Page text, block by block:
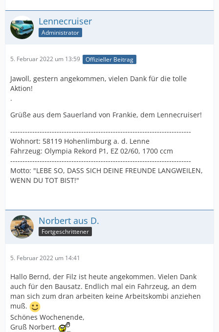
Lennecruiser
Administrator
5. Februar 2022 um 13:59 Offizieller Beitrag
Jawoll, gestern angekommen, vielen Dank für die tolle
Aktion!
.
Grüße aus dem Sauerland von Frankie, dem Lennecruiser!
--------------------------------------------------------------------------
Wohnort: 58119 Hohenlimburg a. d. Lenne
Fahrzeug: Olympia Rekord P1, EZ 02/60, 1700 ccm
--------------------------------------------------------------------------
Motto: "LEBE SO, DASS SICH DEINE FREUNDE LANGWEILEN,
WENN DU TOT BIST!"
Norbert aus D.
Fortgeschrittener
5. Februar 2022 um 14:41
Hallo Bernd, der Filz ist heute angekommen. Vielen Dank
auch für den Bausatz. Endlich mal ein Fahrzeug, an dem
man sich zum dran arbeiten keine Arbeitskombi anziehen
muß.
Schönes Wochenende,
Gruß Norbert.